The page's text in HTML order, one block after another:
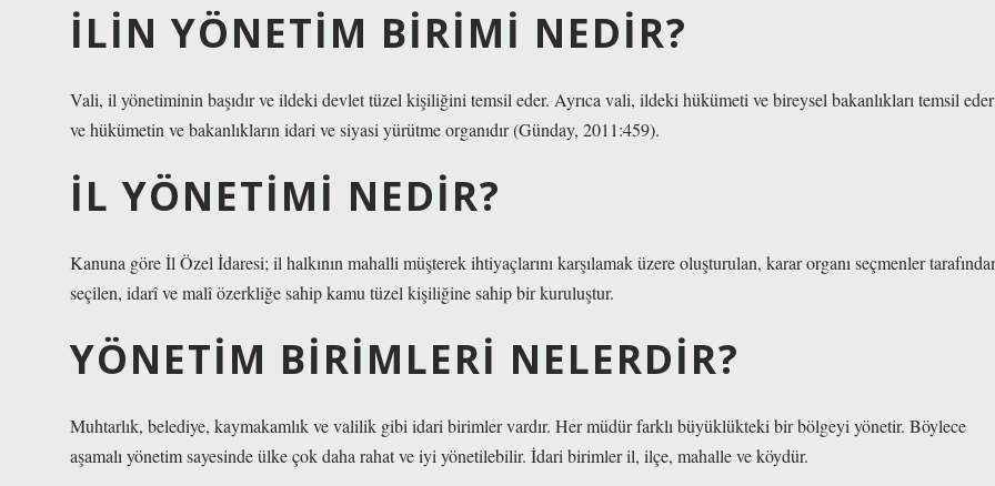
İLIN YÖNETIM BIRIMI NEDIR?
Vali, il yönetiminin başıdır ve ildeki devlet tüzel kişiliğini temsil eder. Ayrıca vali, ildeki hükümeti ve bireysel bakanlıkları temsil eder
ve hükümetin ve bakanlıkların idari ve siyasi yürütme organıdır (Günday, 2011:459).
İL YÖNETIMI NEDIR?
Kanuna göre İl Özel İdaresi; il halkının mahalli müşterek ihtiyaçlarını karşılamak üzere oluşturulan, karar organı seçmenler
seçilen, idarî ve malî özerkliğe sahip kamu tüzel kişiliğine sahip bir kuruluştur.
YÖNETIM BIRIMLERI NELERDIR?
Muhtarlık, belediye, kaymakamlık ve valilik gibi idari birimler vardır. Her müdür farklı büyüklükteki bir bölgeyi yönetir. Böylece
aşamalı yönetim sayesinde ülke çok daha rahat ve iyi yönetilebilir. İdari birimler il, ilçe, mahalle ve köydür.